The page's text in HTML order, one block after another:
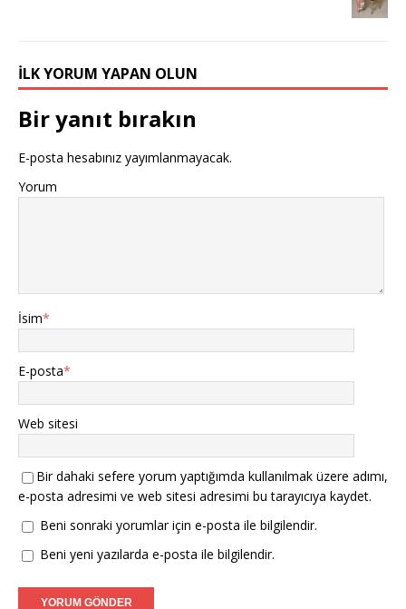
İLK YORUM YAPAN OLUN
Bir yanıt bırakın
E-posta hesabınız yayımlanmayacak.
Yorum
İsim*
E-posta*
Web sitesi
Bir dahaki sefere yorum yaptığımda kullanılmak üzere adımı,
e-posta adresimi ve web sitesi adresimi bu tarayıcıya kaydet.
Beni sonraki yorumlar için e-posta ile bilgilendir.
Beni yeni yazılarda e-posta ile bilgilendir.